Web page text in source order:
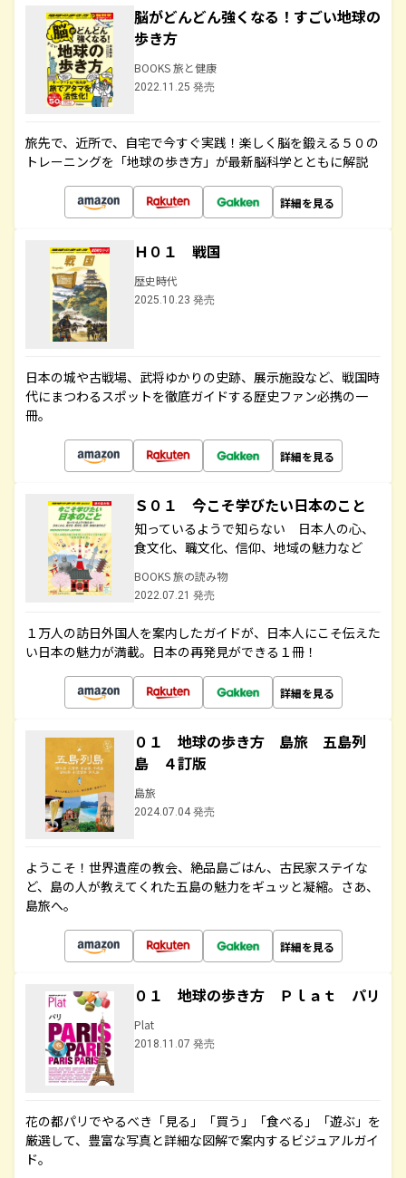
脳がどんどん強くなる！すごい地球の
歩き方
BOOKS 旅と健康
2022.11.25 発売
旅先で、近所で、自宅で今すぐ実践！楽しく脳を鍛える５０の
トレーニングを「地球の歩き方」が最新脳科学とともに解説
詳細を見る
Ｈ０１ 戦国
歴史時代
2025.10.23 発売
日本の城や古戦場、武将ゆかりの史跡、展示施設など、戦国時
代にまつわるスポットを徹底ガイドする歴史ファン必携の一
冊。
詳細を見る
Ｓ０１ 今こそ学びたい日本のこと
知っているようで知らない 日本人の心、
食文化、職文化、信仰、地域の魅力など
BOOKS 旅の読み物
2022.07.21 発売
１万人の訪日外国人を案内したガイドが、日本人にこそ伝えた
い日本の魅力が満載。日本の再発見ができる１冊！
詳細を見る
０１ 地球の歩き方 島旅 五島列
島 ４訂版
島旅
2024.07.04 発売
ようこそ！世界遺産の教会、絶品島ごはん、古民家ステイな
ど、島の人が教えてくれた五島の魅力をギュッと凝縮。さあ、
島旅へ。
詳細を見る
０１ 地球の歩き方 Ｐｌａｔ パリ
Plat
2018.11.07 発売
花の都パリでやるべき「見る」「買う」「食べる」「遊ぶ」を
厳選して、豊富な写真と詳細な図解で案内するビジュアルガイ
ド。